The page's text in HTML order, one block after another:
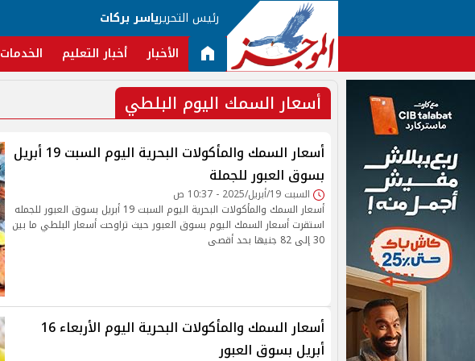
رئيس التحريرياسر بركات
الأخبار أخبار التعليم الخدمات
أسعار السمك اليوم البلطي
أسعار السمك والمأكولات البحرية اليوم السبت 19 أبريل
بسوق العبور للجملة
السبت 19/أبريل/2025 - 10:37 ص
أسعار السمك والمأكولات البحرية اليوم السبت 19 أبريل بسوق العبور للجمله
استقرت أسعار السمك اليوم بسوق العبور حيث تراوحت أسعار البلطي ما بين
30 إلى 82 جنيها بحد أقصى
أسعار السمك والمأكولات البحرية اليوم الأربعاء 16
أبريل بسوق العبور